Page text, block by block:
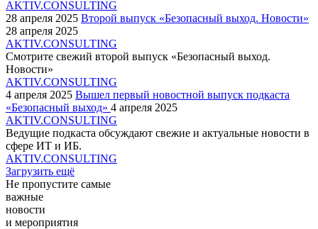
AKTIV.CONSULTING
28 апреля 2025 Второй выпуск «Безопасный выход. Новости»
28 апреля 2025
AKTIV.CONSULTING
Смотрите свежий второй выпуск «Безопасный выход.
Новости»
AKTIV.CONSULTING
4 апреля 2025 Вышел первый новостной выпуск подкаста
«Безопасный выход» 4 апреля 2025
AKTIV.CONSULTING
Ведущие подкаста обсуждают свежие и актуальные новости в
сфере ИТ и ИБ.
AKTIV.CONSULTING
Загрузить ещё
Не пропустите самые
важные
новости
и мероприятия